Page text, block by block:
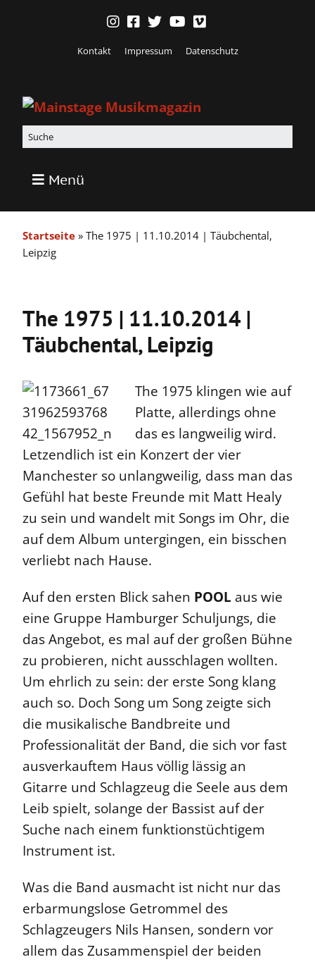
Kontakt Impressum Datenschutz
Menü
Startseite » The 1975 | 11.10.2014 | Täubchental,
Leipzig
The 1975 | 11.10.2014 |
Täubchental, Leipzig
The 1975 klingen wie auf
Platte, allerdings ohne
das es langweilig wird.
Letzendlich ist ein Konzert der vier
Manchester so unlangweilig, dass man das
Gefühl hat beste Freunde mit Matt Healy
zu sein und wandelt mit Songs im Ohr, die
auf dem Album untergingen, ein bisschen
verliebt nach Hause.
Auf den ersten Blick sahen POOL aus wie
eine Gruppe Hamburger Schuljungs, die
das Angebot, es mal auf der großen Bühne
zu probieren, nicht ausschlagen wollten.
Um ehrlich zu sein: der erste Song klang
auch so. Doch Song um Song zeigte sich
die musikalische Bandbreite und
Professionalität der Band, die sich vor fast
ausverkauftem Haus völlig lässig an
Gitarre und Schlagzeug die Seele aus dem
Leib spielt, solange der Bassist auf der
Suche nach einem funktionstüchtigem
Instrument ist.
Was die Band ausmacht ist nicht nur das
erbarmungslose Getrommel des
Schlagzeugers Nils Hansen, sondern vor
allem das Zusammenspiel der beiden